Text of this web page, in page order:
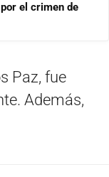
el crimen de
Paz, fue
Además,